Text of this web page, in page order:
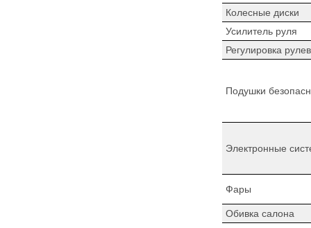
Колесные диски
Усилитель руля
Регулировка
Подушки
Электронные
Фары
Обивка салона